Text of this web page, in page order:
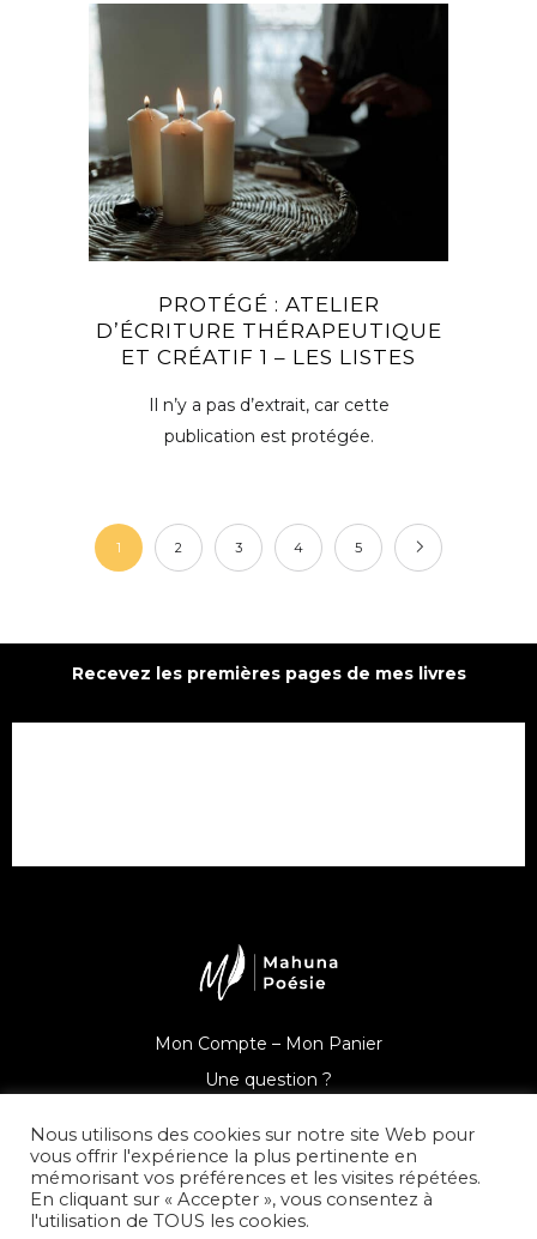
PROTÉGÉ : ATELIER
D’ÉCRITURE THÉRAPEUTIQUE
ET CRÉATIF 1 – LES LISTES
Il n’y a pas d’extrait, car cette
publication est protégée.
1 2 3 4 5
Recevez les premières pages de mes livres
Mon Compte – Mon Panier
Une question ?
© Mahuna Poésie
Nous utilisons des cookies sur notre site Web pour
vous offrir l'expérience la plus pertinente en
mémorisant vos préférences et les visites répétées.
En cliquant sur « Accepter », vous consentez à
l'utilisation de TOUS les cookies.